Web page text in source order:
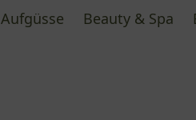
Aufgüsse Beauty & Spa